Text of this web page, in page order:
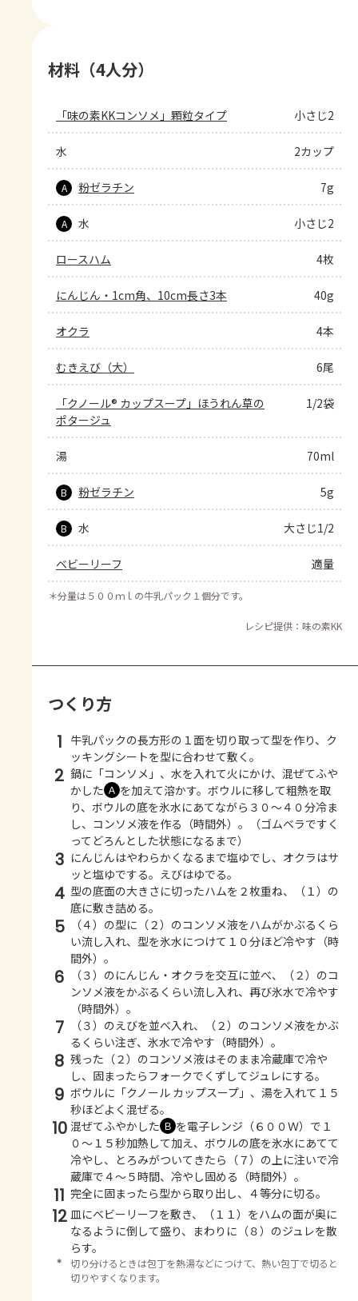
材料（4人分）
「味の素KKコンソメ」顆粒タイプ 小さじ2
水 2カップ
A 粉ゼラチン 7g
A 水 小さじ2
ロースハム 4枚
にんじん・1cm角、10cm長さ3本 40g
オクラ 4本
むきえび（大） 6尾
「クノール® カップスープ」ほうれん草の
ポタージュ
1/2袋
湯 70ml
B 粉ゼラチン 5g
B 水 大さじ1/2
ベビーリーフ 適量
＊分量は５００ｍｌの牛乳パック１個分です。
レシピ提供：味の素KK
つくり方
1 牛乳パックの長方形の１面を切り取って型を作り、ク
ッキングシートを型に合わせて敷く。
2 鍋に「コンソメ」、水を入れて火にかけ、混ぜてふや
かした Ａ を加えて溶かす。ボウルに移して粗熱を取
り、ボウルの底を氷水にあてながら３０～４０分冷ま
し、コンソメ液を作る（時間外）。（ゴムベラですく
ってどろんとした状態になるまで）
3 にんじんはやわらかくなるまで塩ゆでし、オクラはサ
ッと塩ゆでする。えびはゆでる。
4 型の底面の大きさに切ったハムを２枚重ね、（１）の
底に敷き詰める。
5
（４）の型に（２）のコンソメ液をハムがかぶるくら
い流し入れ、型を氷水につけて１０分ほど冷やす（時
間外）。
6
（３）のにんじん・オクラを交互に並べ、（２）のコ
ンソメ液をかぶるくらい流し入れ、再び氷水で冷やす
（時間外）。
7
（３）のえびを並べ入れ、（２）のコンソメ液をかぶ
るくらい注ぎ、氷水で冷やす（時間外）。
8 残った（２）のコンソメ液はそのまま冷蔵庫で冷や
し、固まったらフォークでくずしてジュレにする。
9 ボウルに「クノール カップスープ」、湯を入れて１５
秒ほどよく混ぜる。
10 混ぜてふやかした Ｂ を電子レンジ（６００Ｗ）で１
０～１５秒加熱して加え、ボウルの底を氷水にあてて
冷やし、とろみがついてきたら（７）の上に注いで冷
蔵庫で４～５時間、冷やし固める（時間外）。
11 完全に固まったら型から取り出し、４等分に切る。
12 皿にベビーリーフを敷き、（１１）をハムの面が奥に
なるように倒して盛り、まわりに（８）のジュレを散
らす。
＊
切り分けるときは包丁を熱湯などにつけて、熱い包丁で切ると
切りやすくなります。